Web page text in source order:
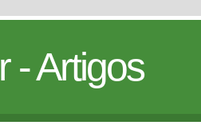
- Artigos